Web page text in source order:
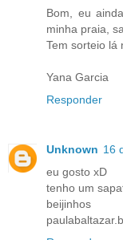
Bom, eu
minha praia,
Tem sorteio lá
Yana Garcia
Responder
Unknown 16
eu gosto xD
tenho um
beijinhos